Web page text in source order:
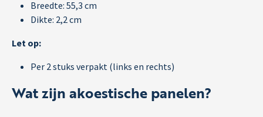
Breedte: 55,3 cm
Dikte: 2,2 cm
Let op:
Per 2 stuks verpakt (links en rechts)
Wat zijn akoestische panelen?